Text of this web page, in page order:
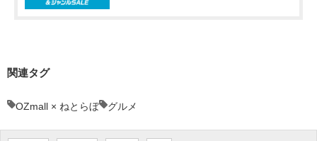
関連タグ
OZmall × ねとらぼ グルメ